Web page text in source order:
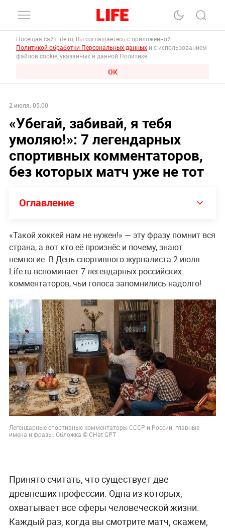
Посещая сайт life.ru, Вы соглашаетесь с приложенной
Политикой обработки Персональных данных и с использованием
файлов cookie, указанных в данной Политике.
ОК
2 июля, 05:00
«Убегай, забивай, я тебя
умоляю!»: 7 легендарных
спортивных комментаторов,
без которых матч уже не тот
Оглавление
«Такой хоккей нам не нужен!» — эту фразу помнит вся
страна, а вот кто её произнёс и почему, знают
немногие. В День спортивного журналиста 2 июля
Life.ru вспоминает 7 легендарных российских
комментаторов, чьи голоса запомнились надолго!
Легендарные спортивные комментаторы СССР и России: главные
имена и фразы. Обложка © CHat GPT
Принято считать, что существует две
древнеших профессии. Одна из которых,
охватывает все сферы человеческой жизни.
Каждый раз, когда вы смотрите матч, скажем,